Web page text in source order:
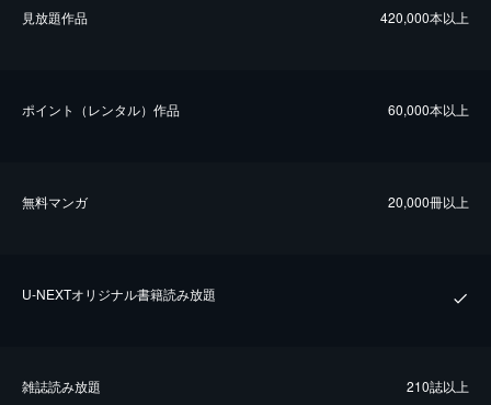
⾒放題作品 420,000本以上
ポイント（レンタル）作品 60,000本以上
無料マンガ 20,000冊以上
U-NEXTオリジナル書籍読み放題
雑誌読み放題 210誌以上